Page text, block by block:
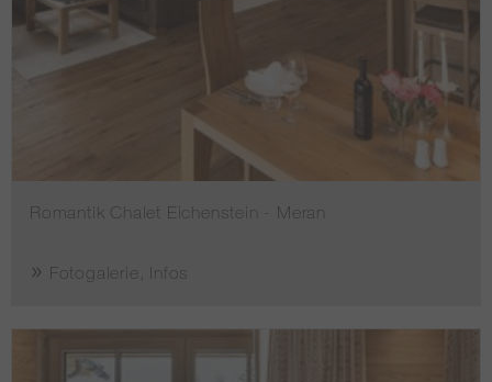
Romantik Chalet Eichenstein - Meran
Fotogalerie, Infos